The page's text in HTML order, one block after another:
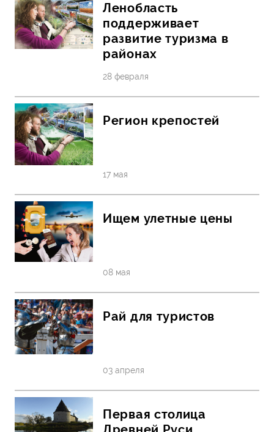
Ленобласть
поддерживает
развитие туризма в
районах
28 февраля
Регион крепостей
17 мая
Ищем улетные цены
08 мая
Рай для туристов
03 апреля
Первая столица